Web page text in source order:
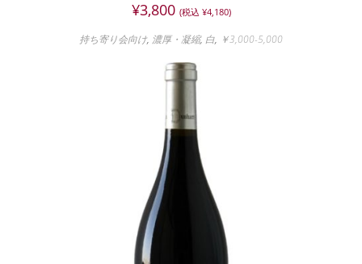
¥3,800 (税込 ¥4,180)
持ち寄り会向け, 濃厚・凝縮, 白, ￥3,000-5,000